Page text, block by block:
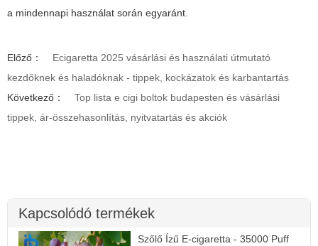
a mindennapi használat során egyaránt.
Előző：
Ecigaretta 2025 vásárlási és használati útmutató
kezdőknek és haladóknak - tippek, kockázatok és karbantartás
Következő：
Top lista e cigi boltok budapesten és vásárlási
tippek, ár-összehasonlítás, nyitvatartás és akciók
Kapcsolódó termékek
Szőlő Ízű E-cigaretta - 35000 Puff